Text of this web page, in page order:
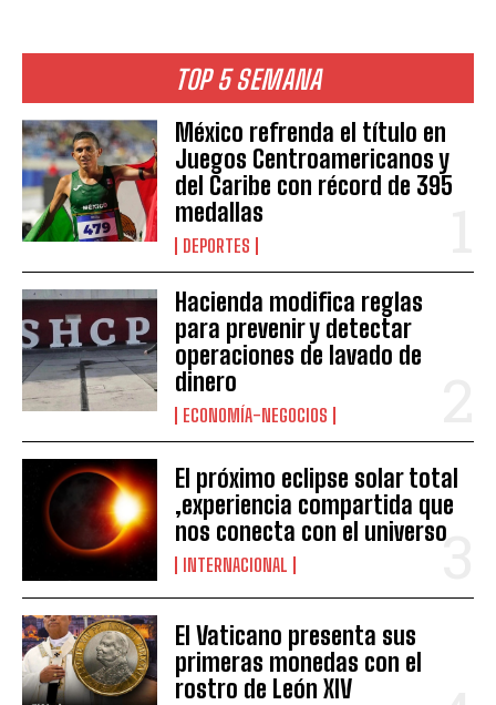
TOP 5 SEMANA
México refrenda el título en
Juegos Centroamericanos y
del Caribe con récord de 395
medallas
DEPORTES
Hacienda modifica reglas
para prevenir y detectar
operaciones de lavado de
dinero
ECONOMÍA-NEGOCIOS
El próximo eclipse solar total
,experiencia compartida que
nos conecta con el universo
INTERNACIONAL
El Vaticano presenta sus
primeras monedas con el
rostro de León XIV